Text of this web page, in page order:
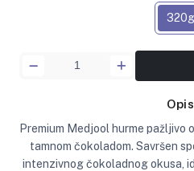
320g
Opis
Premium Medjool hurme pažljivo
tamnom čokoladom. Savršen
intenzivnog čokoladnog okusa,